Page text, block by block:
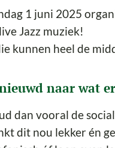
1 juni 2025
Jazz muziek!
kunnen heel de
naar wat
dan vooral de
dit nou lekker én